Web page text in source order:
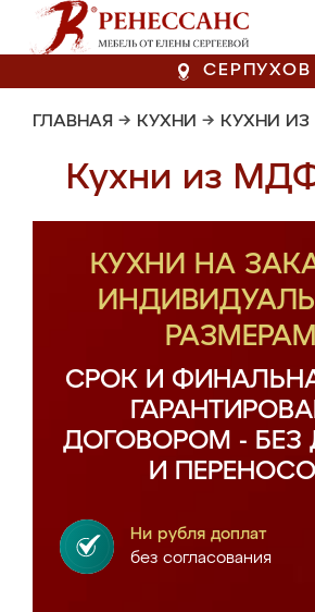
СЕРПУХОВ
ГЛАВНАЯ → КУХНИ → КУХНИ
Кухни из
КУХНИ НА
РАЗМЕРАМ
СРОК И
ДОГОВОРОМ - БЕЗ
И
Ни рубля доплат
без согласования